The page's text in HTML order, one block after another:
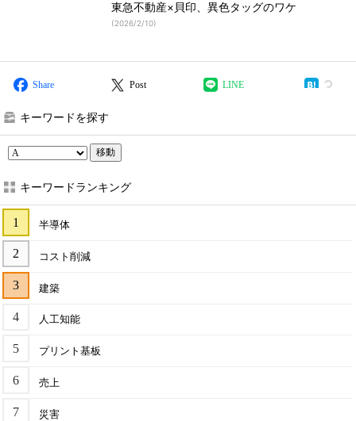
東急不動産×貝印、異色タッグのワケ
(2026/2/10)
Share Post LINE
キーワードを探す
移動
キーワードランキング
半導体
コスト削減
建築
人工知能
プリント基板
売上
災害